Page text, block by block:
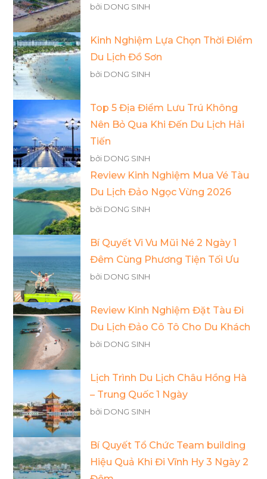
bởi DONG SINH
Kinh Nghiệm Lựa Chọn Thời Điểm
Du Lịch Đồ Sơn
bởi DONG SINH
Top 5 Địa Điểm Lưu Trú Không
Nên Bỏ Qua Khi Đến Du Lịch Hải
Tiến
bởi DONG SINH
Review Kinh Nghiệm Mua Vé Tàu
Du Lịch Đảo Ngọc Vừng 2026
bởi DONG SINH
Bí Quyết Vi Vu Mũi Né 2 Ngày 1
Đêm Cùng Phương Tiện Tối Ưu
bởi DONG SINH
Review Kinh Nghiệm Đặt Tàu Đi
Du Lịch Đảo Cô Tô Cho Du Khách
bởi DONG SINH
Lịch Trình Du Lịch Châu Hồng Hà
– Trung Quốc 1 Ngày
bởi DONG SINH
Bí Quyết Tổ Chức Team building
Hiệu Quả Khi Đi Vĩnh Hy 3 Ngày 2